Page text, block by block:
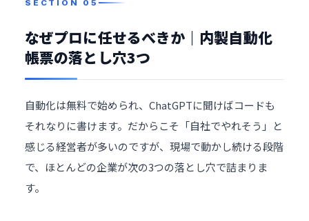
なぜプロに任せるべきか｜内製自動化
帳票の落とし穴3つ
自動化は無料で始められ、ChatGPTに聞けばコードも
それなりに書けます。だからこそ「自社でやれそう」と
感じる経営者が多いのですが、現場で動かし続ける段階
で、ほとんどの企業が次の3つの落とし穴で詰まりま
す。